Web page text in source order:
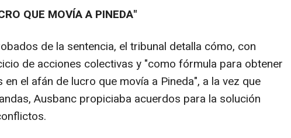
QUE MOVÍA A PINEDA"
de la sentencia, el tribunal detalla cómo, con
de acciones colectivas y "como fórmula para obtener
el afán de lucro que movía a Pineda", a la vez que
Ausbanc propiciaba acuerdos para la solución